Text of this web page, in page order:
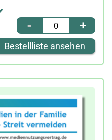
Informationen
und über die
des Internet-
Klassenstufen (1.+2.
für
Fortbildungen oder
- +
Bestellliste ansehen